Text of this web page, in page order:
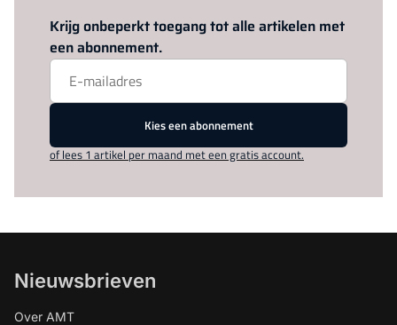
Krijg onbeperkt toegang tot alle artikelen met
een abonnement.
Kies een abonnement
of lees 1 artikel per maand met een gratis account.
Nieuwsbrieven
Over AMT